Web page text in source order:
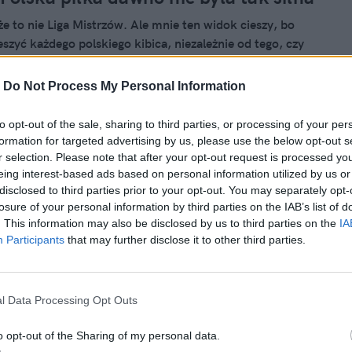
Do Not Process My Personal Information
opt-out of the sale, sharing to third parties, or processing of your
for targeted advertising by us, please use the below opt-out
selection. Please note that after your opt-out request is processed
interest-based ads based on personal information utilized by us
to third parties prior to your opt-out. You may separately
of your personal information by third parties on the IAB’s list of
This information may also be disclosed by us to third parties on the
Participants that may further disclose it to other third parties.
Data Processing Opt Outs
opt-out of the Sharing of my personal data.
to nie Liga Mistrzów. Ale mnie ten widok cieszy, bo
każdego polskiego kibica, niezależnie od tego, czy
czy ich nienawidzi. Polskie kluby w końcu
przyczółek. A dziś mogą nas jeszcze zaskoczyć piłkarki,
2024, 10:00
transparent cypryjskich kibiców na
Legią. Ostra reakcja Rafała
za to kibice lubią zwracać na siebie uwagę. Nawet jeśli to,
dotyczy bezpośrednio sportu, a jest żenującą prowokacją.